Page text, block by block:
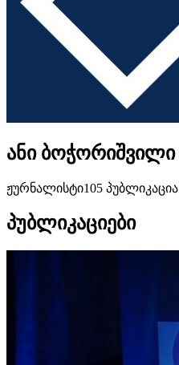
ანი ბოჭორიშვილი
ჟურნალისტი105 პუბლიკაცია
პუბლიკაციები